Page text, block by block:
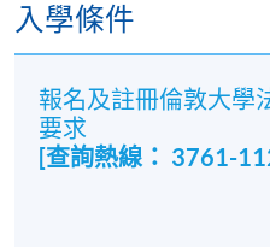
SQE2。SQE1主要考查基
法學知識已經涵蓋在了法
Bar training
如果你想成為一名大律師
入學條件
報名及註冊倫敦大學
要求
[查詢熱線： 3761-